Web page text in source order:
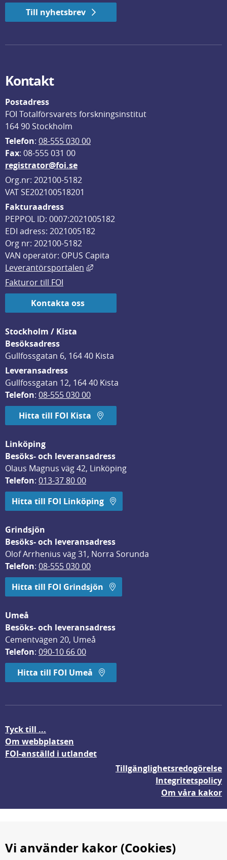
Till nyhetsbrev
Kontakt
Postadress
FOI Totalförsvarets forskningsinstitut
164 90 Stockholm
Telefon: 08-555 030 00
Fax: 08-555 031 00
registrator@foi.se
Org.nr: 202100-5182
VAT SE202100518201
Fakturaadress
PEPPOL ID: 0007:2021005182
EDI adress: 2021005182
Org nr: 202100-5182
VAN operatör: OPUS Capita
Leverantörsportalen
Länk till annan webbplats, öppnas
Fakturor till FOI
Kontakta oss
Stockholm / Kista
Besöksadress
Gullfossgatan 6, 164 40 Kista
Leveransadress
Gullfossgatan 12, 164 40 Kista
Telefon: 08-555 030 00
Hitta till FOI Kista
Linköping
Besöks- och leveransadress
Olaus Magnus väg 42, Linköping
Telefon: 013-37 80 00
Hitta till FOI Linköping
Grindsjön
Besöks- och leveransadress
Olof Arrhenius väg 31, Norra Sorunda
Telefon: 08-555 030 00
Hitta till FOI Grindsjön
Umeå
Besöks- och leveransadress
Cementvägen 20, Umeå
Telefon: 090-10 66 00
Hitta till FOI Umeå
Tyck till ...
Om webbplatsen
FOI-anställd i utlandet
Tillgänglighetsredogörelse
Integritetspolicy
Om våra kakor
Vi använder kakor (Cookies)